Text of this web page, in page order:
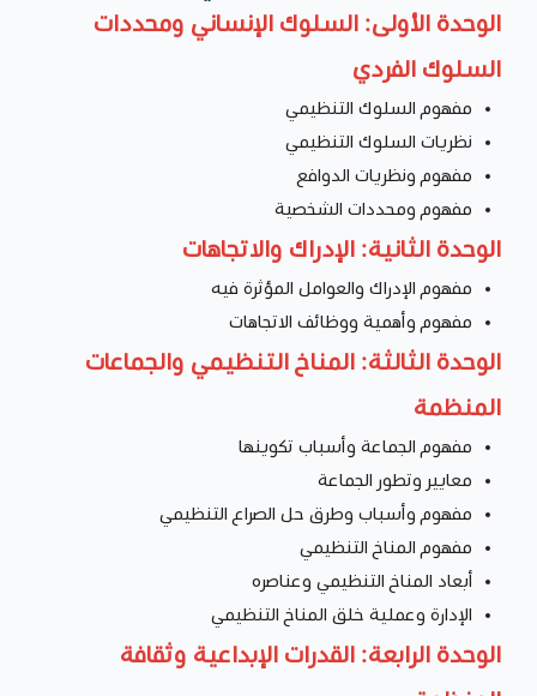
الوحدة الأولى: السلوك الإنساني ومحددات
السلوك الفردي
مفهوم السلوك التنظيمي
نظريات السلوك التنظيمي
مفهوم ونظريات الدوافع
مفهوم ومحددات الشخصية
الوحدة الثانية: الإدراك والاتجاهات
مفهوم الإدراك والعوامل المؤثرة فيه
مفهوم وأهمية ووظائف الاتجاهات
الوحدة الثالثة: المناخ التنظيمي والجماعات
المنظمة
مفهوم الجماعة وأسباب تكوينها
معايير وتطور الجماعة
مفهوم وأسباب وطرق حل الصراع التنظيمي
مفهوم المناخ التنظيمي
أبعاد المناخ التنظيمي وعناصره
الإدارة وعملية خلق المناخ التنظيمي
الوحدة الرابعة: القدرات الإبداعية وثقافة